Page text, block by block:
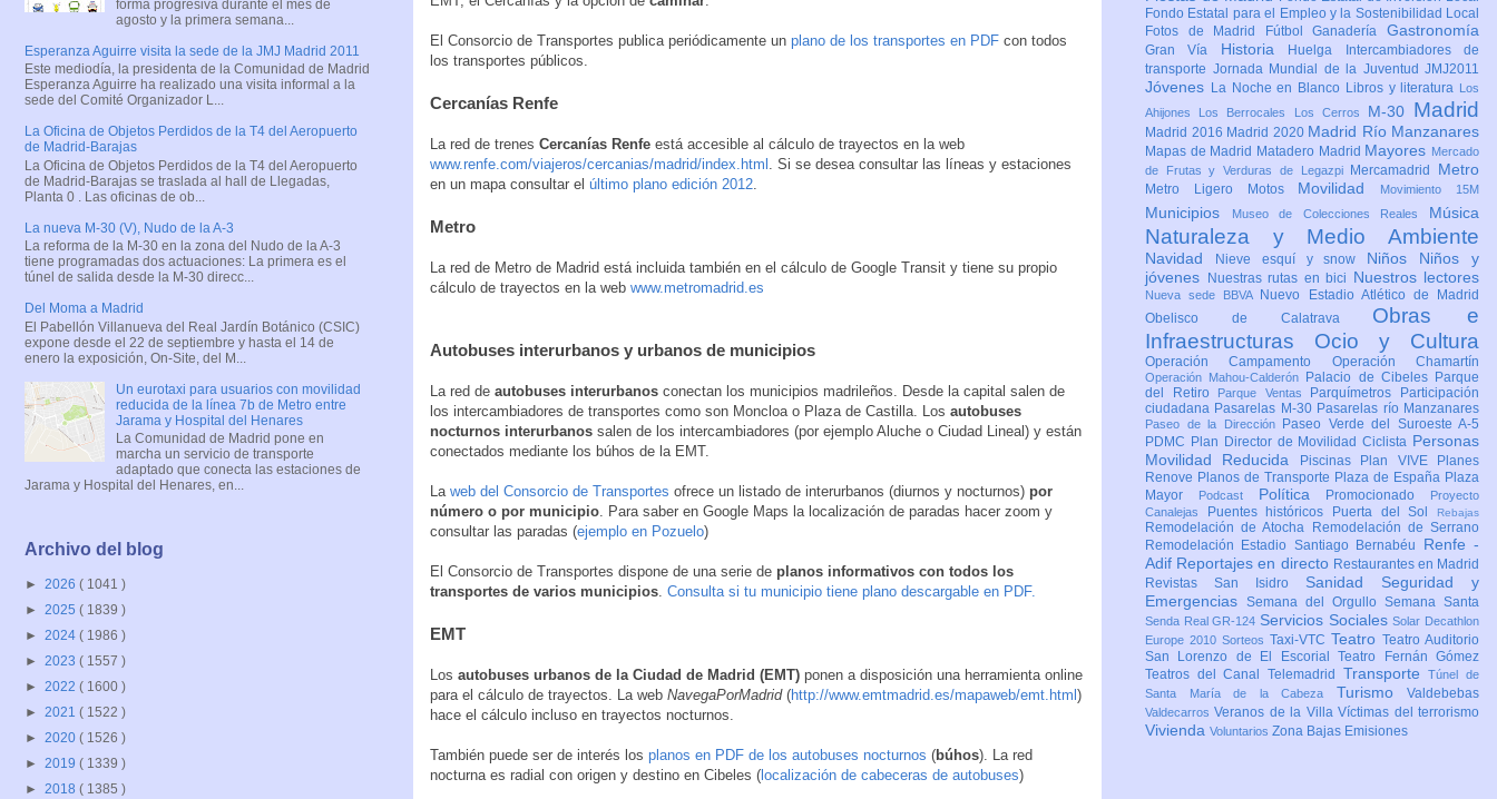
El Consorcio de Transportes publica periódicamente un plano de los transportes en PDF con todos
los transportes públicos.
Cercanías Renfe
La red de trenes Cercanías Renfe está accesible al cálculo de trayectos en la web
www.renfe.com/viajeros/cercanias/madrid/index.html . Si se desea consultar las líneas y estaciones
en un mapa consultar el último plano edición 2012.
Metro
La red de Metro de Madrid está incluida también en el cálculo de Google Transit y tiene su propio
cálculo de trayectos en la web www.metromadrid.es
Autobuses interurbanos y urbanos de municipios
La red de autobuses interurbanos conectan los municipios madrileños. Desde la capital salen de
los intercambiadores de transportes como son Moncloa o Plaza de Castilla. Los autobuses
nocturnos interurbanos salen de los intercambiadores (por ejemplo Aluche o Ciudad Lineal) y están
conectados mediante los búhos de la EMT.
La web del Consorcio de Transportes ofrece un listado de interurbanos (diurnos y nocturnos) por
número o por municipio. Para saber en Google Maps la localización de paradas hacer zoom y
consultar las paradas (ejemplo en Pozuelo)
El Consorcio de Transportes dispone de una serie de planos informativos con todos los
transportes de varios municipios. Consulta si tu municipio tiene plano descargable en PDF.
EMT
Los autobuses urbanos de la Ciudad de Madrid (EMT) ponen a disposición una herramienta online
para el cálculo de trayectos. La web NavegaPorMadrid(http://www.emtmadrid.es/mapaweb/emt.html )
hace el cálculo incluso en trayectos nocturnos.
También puede ser de interés los planos en PDF de los autobuses nocturnos (búhos). La red
nocturna es radial con origen y destino en Cibeles ( localización de cabeceras de autobuses)
forma progresiva durante el mes de
agosto y la primera semana...
Esperanza Aguirre visita la sede de la JMJ Madrid 2011
Este mediodía, la presidenta de la Comunidad de Madrid
Esperanza Aguirre ha realizado una visita informal a la
sede del Comité Organizador L...
La Oficina de Objetos Perdidos de la T4 del Aeropuerto
de Madrid-Barajas
La Oficina de Objetos Perdidos de la T4 del Aeropuerto
de Madrid-Barajas se traslada al hall de Llegadas,
Planta 0 . Las oficinas de ob...
La nueva M-30 (V), Nudo de la A-3
La reforma de la M-30 en la zona del Nudo de la A-3
tiene programadas dos actuaciones: La primera es el
túnel de salida desde la M-30 direcc...
Del Moma a Madrid
El Pabellón Villanueva del Real Jardín Botánico (CSIC)
expone desde el 22 de septiembre y hasta el 14 de
enero la exposición, On-Site, del M...
Un eurotaxi para usuarios con movilidad
reducida de la línea 7b de Metro entre
Jarama y Hospital del Henares
La Comunidad de Madrid pone en
marcha un servicio de transporte
adaptado que conecta las estaciones de
Jarama y Hospital del Henares, en...
Archivo del blog
► 2026 ( 1041 )
► 2025 ( 1839 )
► 2024 ( 1986 )
► 2023 ( 1557 )
► 2022 ( 1600 )
► 2021 ( 1522 )
► 2020 ( 1526 )
► 2019 ( 1339 )
► 2018 ( 1385 )
Fondo Estatal para el Empleo y la Sostenibilidad Local
Fotos de Madrid
FútbolGanaderíaGastronomía
Gran Vía Historia Huelga
Intercambiadores de
transporte Jornada Mundial de la Juventud JMJ2011
Jóvenes La Noche en Blanco Libros y literatura
Los
Ahijones
Los Berrocales Los Cerros M-30 Madrid
Madrid 2016 Madrid 2020 Madrid Río Manzanares
Mapas de Madrid Matadero Madrid Mayores Mercado
de Frutas y Verduras de Legazpi
Mercamadrid Metro
Metro Ligero Motos Movilidad Movimiento 15M
Municipios Museo de Colecciones Reales Música
Naturaleza y Medio Ambiente
Navidad Nieve esquí y snow Niños Niños y
jóvenes
Nuestras rutas en bici Nuestros lectores
Nueva sede BBVA
Nuevo Estadio Atlético de Madrid
Obelisco de Calatrava Obras e
Infraestructuras Ocio y Cultura
Operación Campamento Operación Chamartín
Operación Mahou-Calderón Palacio de Cibeles Parque
del Retiro
Parque Ventas Parquímetros
Participación
ciudadana Pasarelas M-30 Pasarelas río Manzanares
Paseo de la Dirección
Paseo Verde del Suroeste A-5
PDMC Plan Director de Movilidad Ciclista Personas
Movilidad Reducida
Piscinas Plan VIVE
Planes
Renove Planos de Transporte Plaza de España Plaza
Mayor
Podcast Política Promocionado
Proyecto
Canalejas
Puentes históricos Puerta del Sol Rebajas
Remodelación de Atocha
Remodelación de Serrano
Remodelación Estadio Santiago Bernabéu Renfe -
Adif Reportajes en directo Restaurantes en Madrid
Revistas San Isidro Sanidad Seguridad y
Emergencias Semana del Orgullo Semana Santa
Senda Real GR-124 Servicios SocialesSolar Decathlon
Europe 2010 Sorteos Taxi-VTC Teatro Teatro Auditorio
San Lorenzo de El EscorialTeatro Fernán Gómez
Teatros del Canal Telemadrid TransporteTúnel de
Santa María de la Cabeza Turismo Valdebebas
ValdecarrosVeranos de la VillaVíctimas del terrorismo
Vivienda Voluntarios Zona Bajas Emisiones